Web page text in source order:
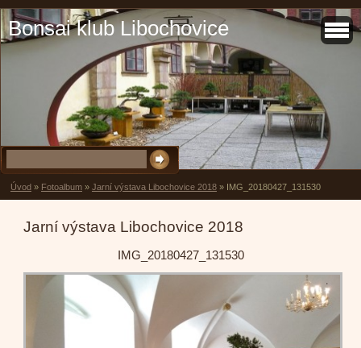
Bonsai klub Libochovice
Úvod » Fotoalbum » Jarní výstava Libochovice 2018 » IMG_20180427_131530
Jarní výstava Libochovice 2018
IMG_20180427_131530